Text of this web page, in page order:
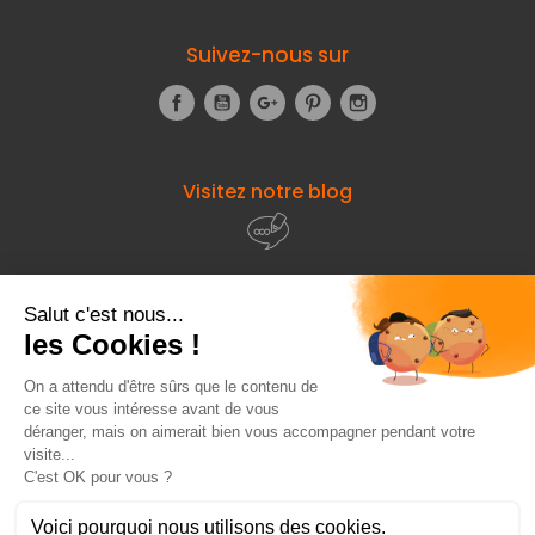
Suivez-nous sur
FacebookYouTubeGoogle+Pinterest
Visitez notre blog
À propos de
Fourniresto
Entre vous et nous